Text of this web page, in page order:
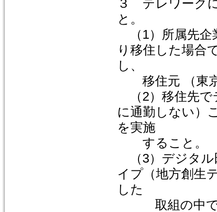
３ テレワーク
と。
（1）所属先企
り移住した場合
し、
移住元 （東京
（2）移住先で
に通勤しない）
を実施
すること。
（3）デジタル
イプ（地方創生
した
取組の中で、